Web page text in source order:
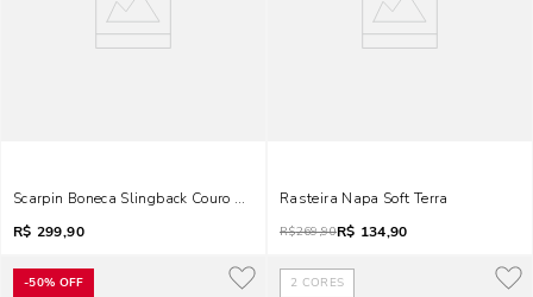
Scarpin Boneca Slingback Couro Pelica Soft Cinza Fog
R$ 299,90
Rasteira Napa Soft Terra
R$269,90R$ 134,90
-50% OFF 2 CORES